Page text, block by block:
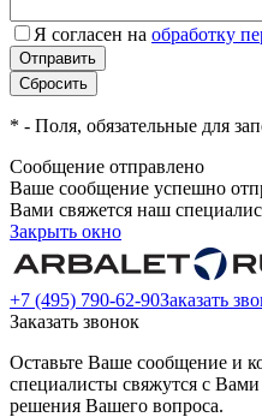
Я согласен на обработку
* - Поля, обязательные для
Сообщение отправлено
Ваше сообщение успешно
Вами свяжется наш
Закрыть окно
+7 (495) 790-62-90Заказать
Заказать звонок
Оставьте Ваше сообщение и
специалисты свяжутся с
решения Вашего вопроса.